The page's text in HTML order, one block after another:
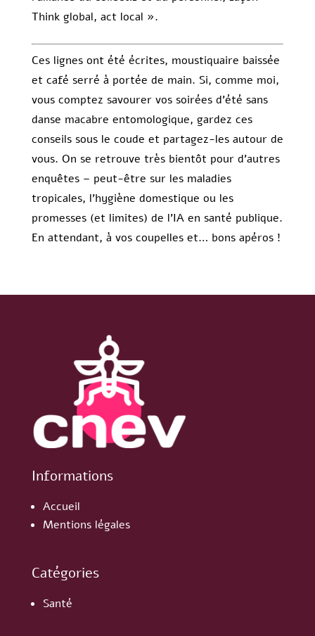
Think global, act local ».
Ces lignes ont été écrites, moustiquaire baissée
et café serré à portée de main. Si, comme moi,
vous comptez savourer vos soirées d’été sans
danse macabre entomologique, gardez ces
conseils sous le coude et partagez-les autour de
vous. On se retrouve très bientôt pour d’autres
enquêtes – peut-être sur les maladies
tropicales, l’hygiène domestique ou les
promesses (et limites) de l’IA en santé publique.
En attendant, à vos coupelles et… bons apéros !
Informations
Accueil
Mentions légales
Catégories
Santé